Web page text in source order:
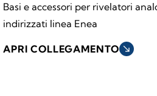
Basi e accessori per rivelatori
indirizzati linea Enea
APRI COLLEGAMENTO south_east